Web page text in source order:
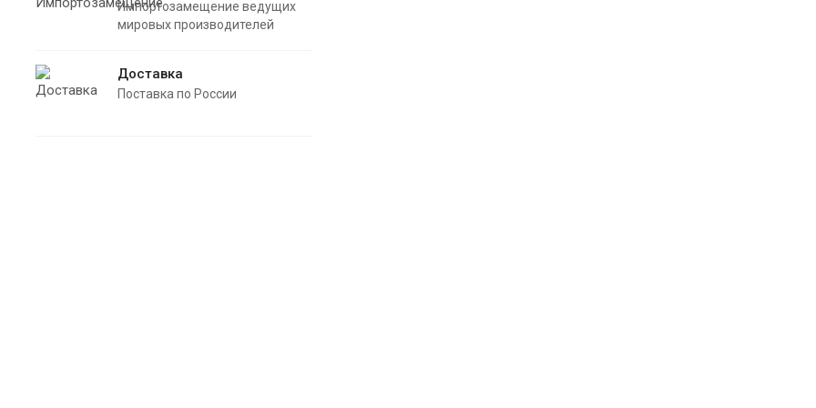
Импортозамещение ведущих
мировых производителей
Доставка
Поставка по России